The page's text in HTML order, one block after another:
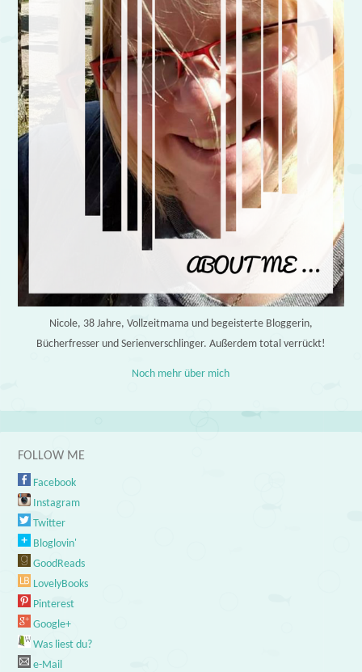
Nicole, 38 Jahre, Vollzeitmama und begeisterte Bloggerin,
Bücherfresser und Serienverschlinger. Außerdem total verrückt!
Noch mehr über mich
FOLLOW ME
Facebook
Instagram
Twitter
Bloglovin'
GoodReads
LovelyBooks
Pinterest
Google+
Was liest du?
e-Mail